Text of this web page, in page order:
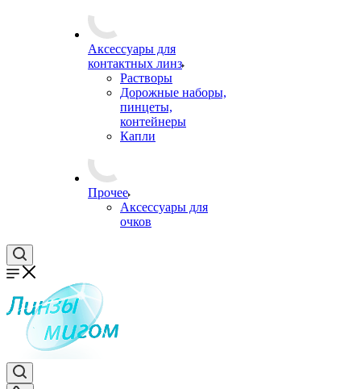
Аксессуары для
контактных линз
Растворы
Дорожные наборы,
пинцеты,
контейнеры
Капли
Прочее
Аксессуары для
очков